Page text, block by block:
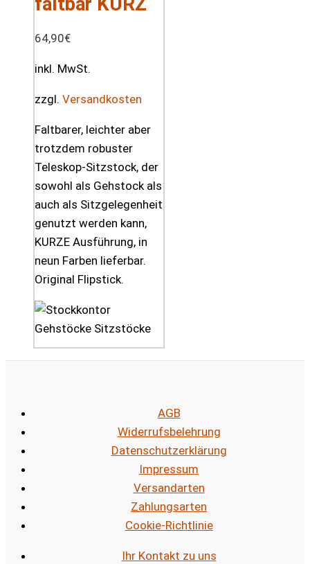
64,90€
inkl. MwSt.
zzgl. Versandkosten
Faltbarer, leichter aber
trotzdem robuster
Teleskop-Sitzstock, der
sowohl als Gehstock als
auch als Sitzgelegenheit
genutzt werden kann,
KURZE Ausführung, in
neun Farben lieferbar.
Original Flipstick.
AGB
Widerrufsbelehrung
Datenschutzerklärung
Impressum
Versandarten
Zahlungsarten
Cookie-Richtlinie
Ihr Kontakt zu uns